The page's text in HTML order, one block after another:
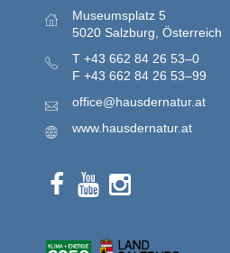
Museumsplatz 5
5020 Salzburg, Österreich
T +43 662 84 26 53–0
F +43 662 84 26 53–99
office@hausdernatur.at
www.hausdernatur.at